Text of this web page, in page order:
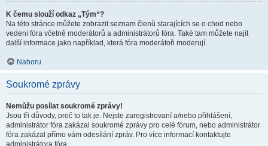
K čemu slouží odkaz „Tým“?
Na této stránce můžete zobrazit seznam členů starajících se o chod nebo
vedení fóra včetně moderátorů a administrátorů fóra. Také tam můžete najít
další informace jako například, která fóra moderátoři moderují.
Nahoru
Soukromé zprávy
Nemůžu posílat soukromé zprávy!
Jsou tři důvody, proč to tak je. Nejste zaregistrovaní a/nebo přihlášení,
administrátor fóra zakázal soukromé zprávy pro celé fórum, nebo administrátor
fóra zakázal přímo vám odesílání zpráv. Pro více informací kontaktujte
administrátora fóra.